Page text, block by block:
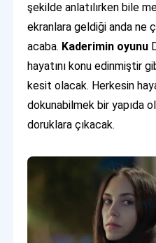
şekilde anlatılırken bile
ekranlara geldiği anda ne
acaba. Kaderimin oyunu
hayatını konu edinmiştir
kesit olacak. Herkesin
dokunabilmek bir yapıda
doruklara çıkacak.